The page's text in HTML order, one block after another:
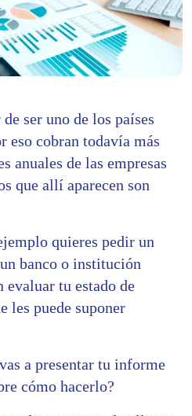
ser uno de los países
eso cobran todavía más
anuales de las empresas
que allí aparecen son
quieres pedir un
banco o institución
evaluar tu estado de
les puede suponer
a presentar tu informe
cómo hacerlo?